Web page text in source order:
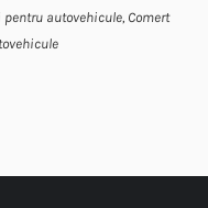
autovehicule, Comert